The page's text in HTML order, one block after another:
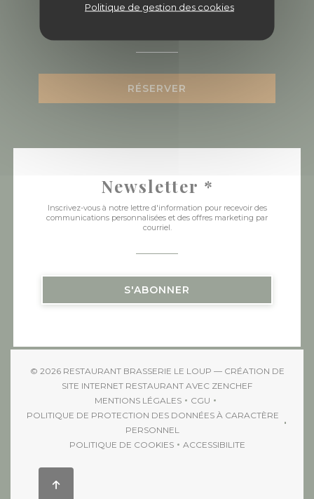
Politique de gestion des cookies
Nous contacter
RÉSERVER
Newsletter *
Inscrivez-vous à notre lettre d'information pour recevoir des
communications personnalisées et des offres marketing par
courriel.
S'ABONNER
© 2026 RESTAURANT BRASSERIE LE LOUP — CRÉATION DE
SITE INTERNET RESTAURANT AVEC ZENCHEF((OUVRE UNE
MENTIONS LÉGALES
((OUVRE UNE NOUVELLE FENÊTRE))
CGU
((OUVRE UNE NOUVELLE
POLITIQUE DE PROTECTION DES DONNÉES À CARACTÈRE
PERSONNEL((OUVRE UNE NOUVELLE FENÊTRE))
POLITIQUE DE COOKIES
((OUVRE UNE NOUVELLE FENÊTRE))
ACCESSIBILITE
((OUVRE UNE